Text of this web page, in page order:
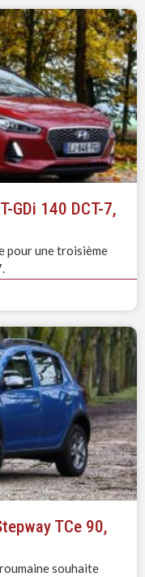
GDi 140 DCT-7,
pour une troisième
TCe 90,
souhaite